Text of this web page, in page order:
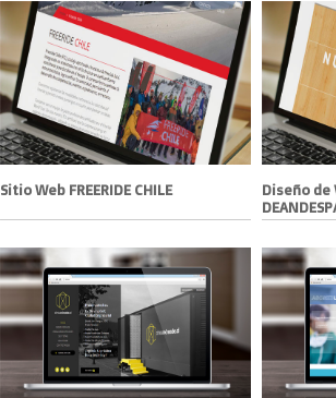
Sitio Web FREERIDE CHILE
Diseño